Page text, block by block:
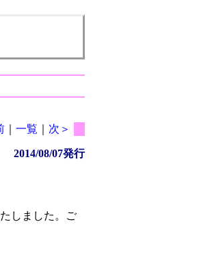
｜一覧 次＞
2014/08/07発行
しました。ご